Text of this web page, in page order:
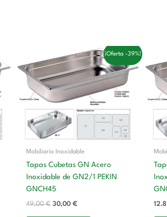
¡Oferta -39%!
Mobiliario Inoxidable
Tapas Cubetas GN Acero
Inoxidable de GN2/1 PEKIN
GNCH45
49,00€
precio
original
era:
49,00 €.
30,00 €
precio
actual
30,00 €.